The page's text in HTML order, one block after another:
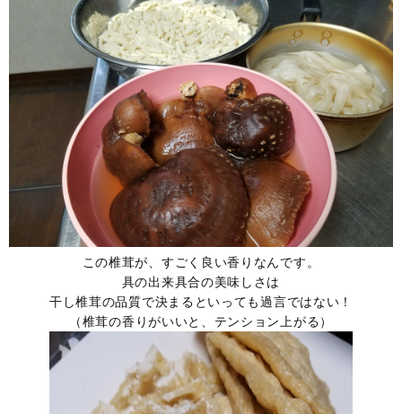
この椎茸が、すごく良い香りなんです。
具の出来具合の美味しさは
干し椎茸の品質で決まるといっても過言ではない！
（椎茸の香りがいいと、テンション上がる）